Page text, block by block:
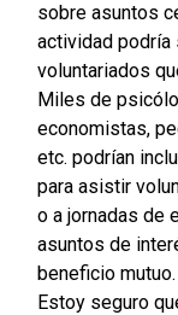
sobre asuntos
actividad podría
voluntariados
Miles de
economistas,
etc. podrían
para asistir
o a jornadas de
asuntos de
beneficio mutuo.
Estoy seguro